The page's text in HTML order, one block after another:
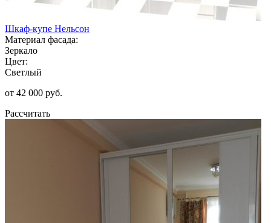
Шкаф-купе Нельсон
Материал фасада:
Зеркало
Цвет:
Светлый
от 42 000 руб.
Рассчитать